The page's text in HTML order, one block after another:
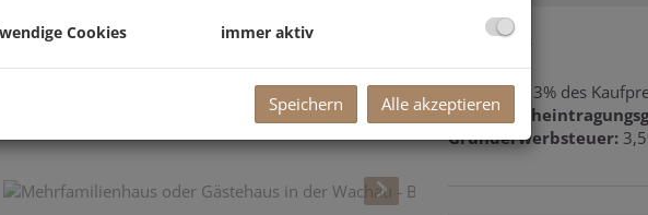
Kaufpreis:
Provision:
3% des
Grunderwerbsteuer:
Cookies immer aktiv
Speichern Alle akzeptieren